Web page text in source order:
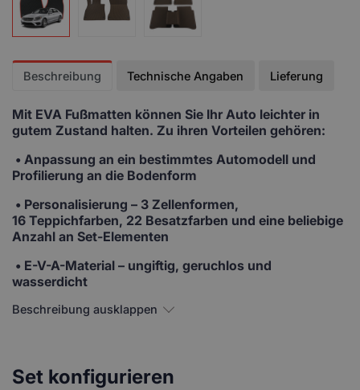
Beschreibung Technische Angaben Lieferung
Mit EVA Fußmatten können Sie Ihr Auto leichter in
gutem Zustand halten. Zu ihren Vorteilen gehören:
• Anpassung an ein bestimmtes Automodell und
Profilierung an die Bodenform
• Personalisierung – 3 Zellenformen,
16 Teppichfarben, 22 Besatzfarben und eine beliebige
Anzahl an Set-Elementen
• E-V-A-Material – ungiftig, geruchlos und
wasserdicht
Beschreibung ausklappen
Set konfigurieren